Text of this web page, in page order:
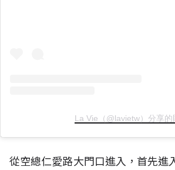
La Vie（@lavietw）分享的
從空總仁愛路大門口進入，首先進